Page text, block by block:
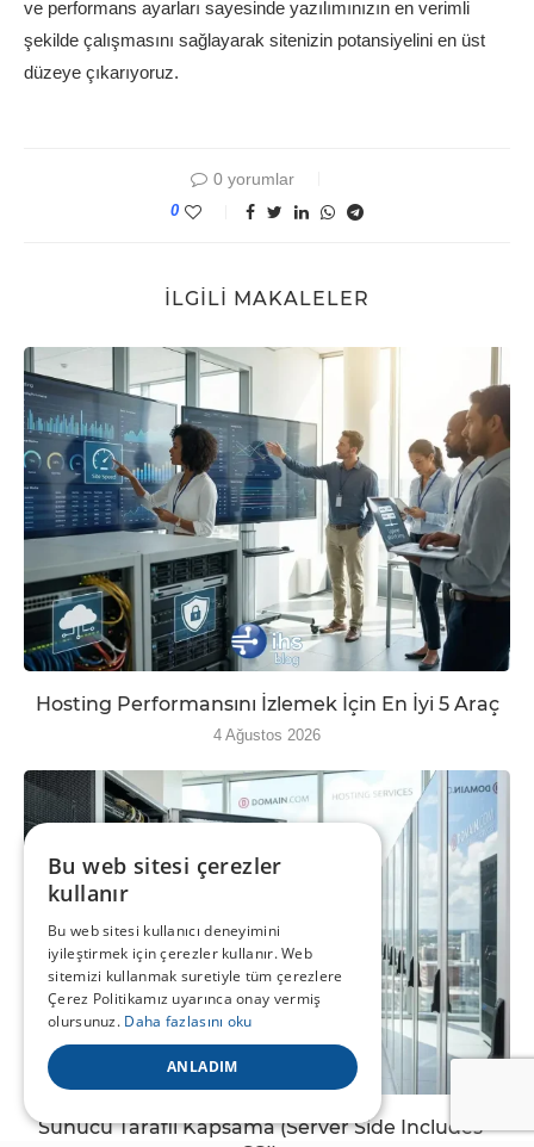
ve performans ayarları sayesinde yazılımınızın en verimli
şekilde çalışmasını sağlayarak sitenizin potansiyelini en üst
düzeye çıkarıyoruz.
0 yorumlar
0
İLGILI MAKALELER
Hosting Performansını İzlemek İçin En İyi 5 Araç
4 Ağustos 2026
Sunucu Taraflı Kapsama (Server Side Includes –
Bu web sitesi çerezler
kullanır
Bu web sitesi kullanıcı deneyimini
iyileştirmek için çerezler kullanır. Web
sitemizi kullanmak suretiyle tüm çerezlere
Çerez Politikamız uyarınca onay vermiş
olursunuz. Daha fazlasını oku
ANLADIM